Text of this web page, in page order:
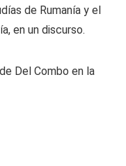
de Rumanía y el
en un discurso.
Del Combo en la